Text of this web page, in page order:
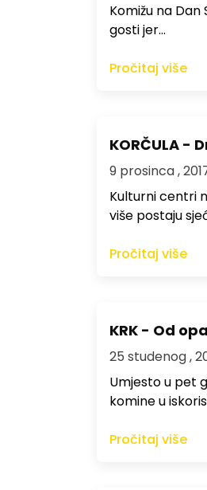
Komižu na
gosti jer…
Pročitaj više
KORČULA -
9 prosinca ,
Kulturni centri
više postaju
Pročitaj više
KRK - Od
25 studenog ,
Umjesto u pet
komine u
Pročitaj više